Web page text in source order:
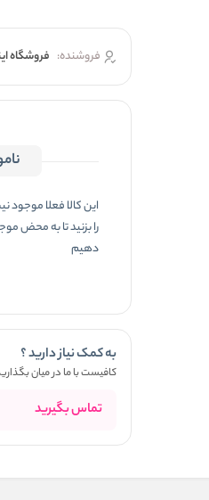
فروشنده: فروشگاه
این کالا فعلا موجود
را بزنید تا به محض
دهیم
به کمک نیاز دارید ؟
کافیست با ما در میان
تماس بگیرید